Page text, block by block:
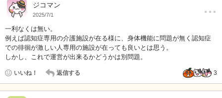
ジコマン
2025/7/1 …
一利なくは無い。
例えば認知症専用の介護施設が在る様に、身体機能に問題が無く認知症
での徘徊が激しい人専用の施設が在っても良いとは思う。
しかし、これで運営が出来るかどうかは別問題。
いいね！ 返信する 3